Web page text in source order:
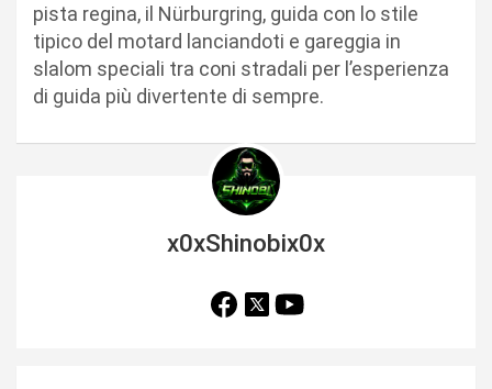
pista regina, il Nürburgring, guida con lo stile
tipico del motard lanciandoti e gareggia in
slalom speciali tra coni stradali per l’esperienza
di guida più divertente di sempre.
x0xShinobix0x